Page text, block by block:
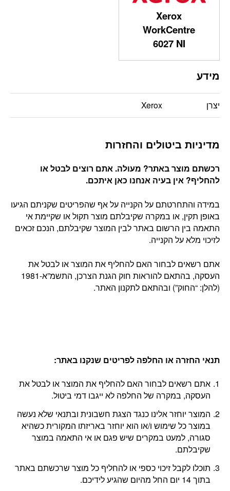
Xerox
WorkCentre
6027 NI
מידע
יצרן Xerox
מדיניות ביטולים והחזרות
רכשתם מוצר באתר? מעולה. אתם רוצים לבטל או
להחליף? אין בעיה אנחנו כאן איתכם.
במידה והתחרטתם על הקנייה על אף שהפריטים שקניתם הגיעו
באופן תקין, או במקרה שקיבלתם מוצר תקול או שקיימת אי
התאמה בין הרשום באתר לבין המוצר שקיבלתם, הנכם זכאים
לזיכוי מלא על הקנייה.
אתם רשאים לבחור האם להחליף את המוצר או לבטל את
העסקה, בהתאם להוראות חוק הגנת הצרכן, התשמ”א-1981
(להלן: “החוק”) ובהתאם לתקנון האתר.
תנאי החזרה או החלפה לפריטים שנקנו באתר:
אתם רשאים לבחור האם להחליף את המוצר או לבטל את
העסקה, במקרה של החלפה לא ייגבו דמי ביטול.
המוצר יוחזר אלינו כנגד הצגת חשבונית ובתנאי שלא נעשה
במוצר כל שימוש ו/או הוא יוחזר באריזתו המקורית כשהיא
סגורה, למעט במקרים שיש פגם או אי התאמה במוצר
שקיבלתם.
תוכלו לקבל זיכוי כספי או להחליף כל מוצר שרכשתם באתר
בתוך 14 יום החל מהיום שהגיע לידיכם.